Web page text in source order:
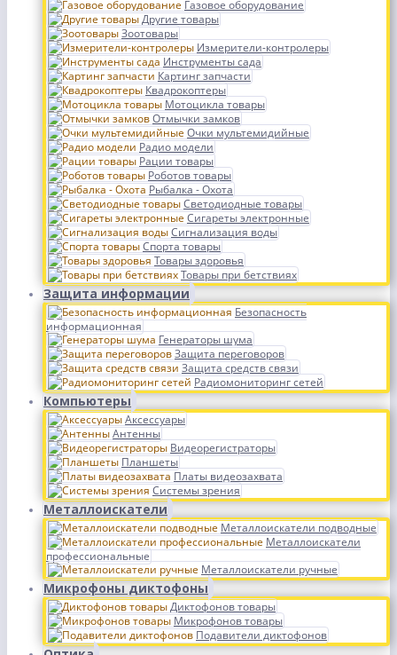
Газовое оборудование
Другие товары
Зоотовары
Измерители-контролеры
Инструменты сада
Картинг запчасти
Квадрокоптеры
Мотоцикла товары
Отмычки замков
Очки мультемидийные
Радио модели
Рации товары
Роботов товары
Рыбалка - Охота
Светодиодные товары
Сигареты электронные
Сигнализация воды
Спорта товары
Товары здоровья
Товары при бетствиях
Защита информации
Безопасность
информационная
Генераторы шума
Защита переговоров
Защита средств связи
Радиомониторинг сетей
Компьютеры
Аксессуары
Антенны
Видеорегистраторы
Планшеты
Платы видеозахвата
Системы зрения
Металлоискатели
Металлоискатели подводные
Металлоискатели
профессиональные
Металлоискатели ручные
Микрофоны диктофоны
Диктофонов товары
Микрофонов товары
Подавители диктофонов